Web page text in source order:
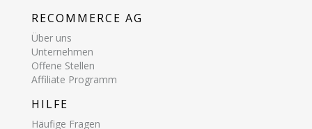
RECOMMERCE AG
Über uns
Unternehmen
Offene Stellen
Affiliate Programm
HILFE
Häufige Fragen